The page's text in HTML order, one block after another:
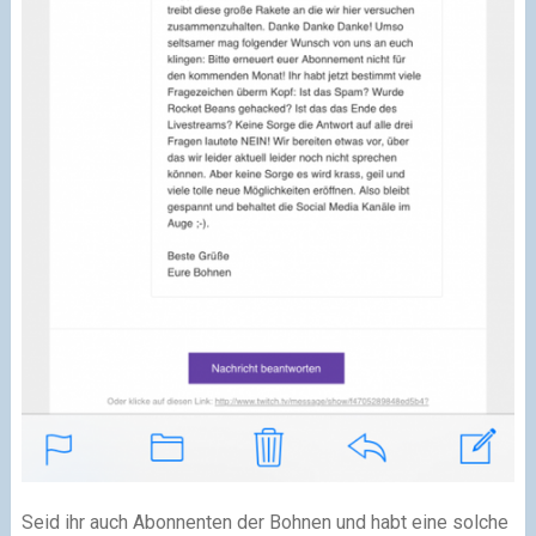
Seid ihr auch Abonnenten der Bohnen und habt eine solche